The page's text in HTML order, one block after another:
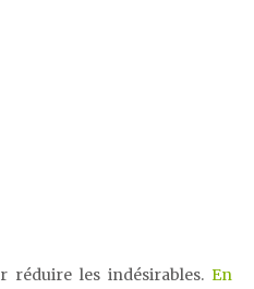
réduire les indésirables. En